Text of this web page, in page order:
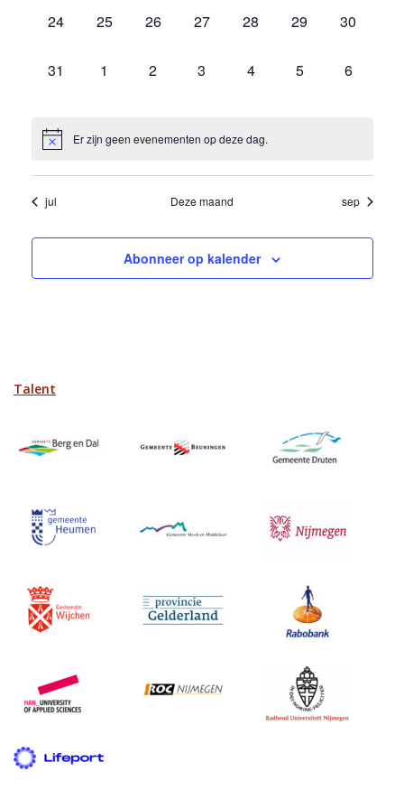
0
24
0
25
0
26
0
27
0
28
0
29
0
30
0
31
0
1
0
2
0
3
0
4
0
5
0
6
Er zijn geen evenementen op deze dag.
jul Deze maand sep
Abonneer op kalender
Talent